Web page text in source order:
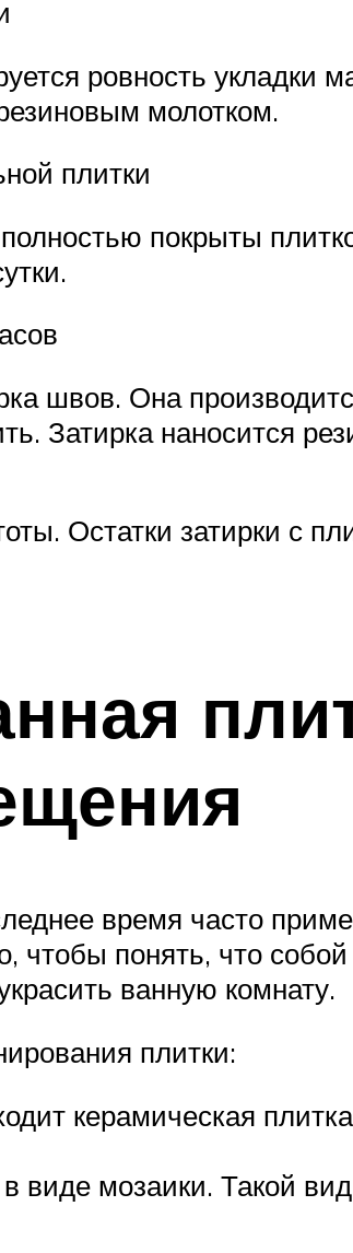
ровность
молотком.
плитки
покрыты
швов. Она
Затирка наносится
Остатки затирки с
время часто
чтобы понять, что
ванную комнату.
плитки:
керамическая
виде мозаики. Такой